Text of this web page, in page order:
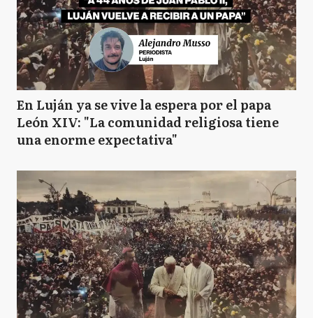
En Luján ya se vive la espera por el papa
León XIV: "La comunidad religiosa tiene
una enorme expectativa"